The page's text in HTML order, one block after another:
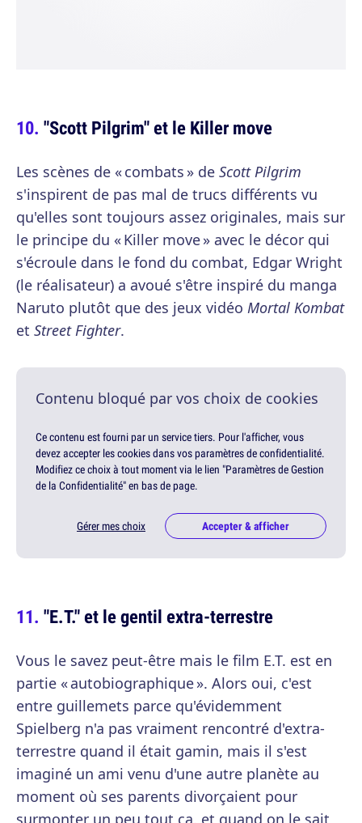
"Scott Pilgrim" et le Killer move
Les scènes de « combats » de Scott Pilgrim
s'inspirent de pas mal de trucs différents vu
qu'elles sont toujours assez originales, mais sur
le principe du « Killer move » avec le décor qui
s'écroule dans le fond du combat, Edgar Wright
(le réalisateur) a avoué s'être inspiré du manga
Naruto plutôt que des jeux vidéo Mortal Kombat
et Street Fighter.
Contenu bloqué par vos choix de cookies
Ce contenu est fourni par un service tiers. Pour l'afficher, vous
devez accepter les cookies dans vos paramètres de confidentialité.
Modifiez ce choix à tout moment via le lien "Paramètres de Gestion
de la Confidentialité" en bas de page.
Gérer mes choix Accepter & afficher
"E.T." et le gentil extra-terrestre
Vous le savez peut-être mais le film E.T. est en
partie « autobiographique ». Alors oui, c'est
entre guillemets parce qu'évidemment
Spielberg n'a pas vraiment rencontré d'extra-
terrestre quand il était gamin, mais il s'est
imaginé un ami venu d'une autre planète au
moment où ses parents divorçaient pour
surmonter un peu tout ça, et quand on le sait